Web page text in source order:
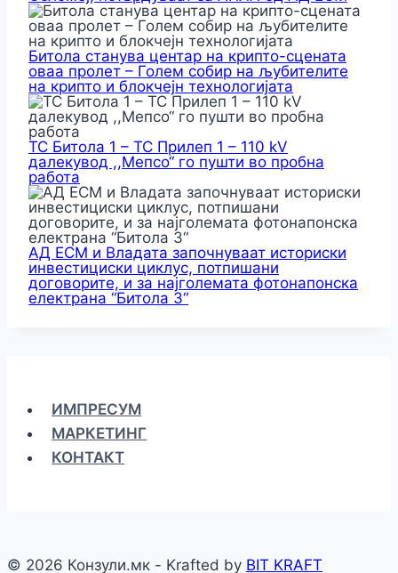
Битола станува центар на крипто-сцената
оваа пролет – Голем собир на љубителите
на крипто и блокчејн технологијата
ТС Битола 1 – ТС Прилеп 1 – 110 kV
далекувод ,,Мепсо“ го пушти во пробна
работа
АД ЕСМ и Владата започнуваат историски
инвестициски циклус, потпишани
договорите, и за најголемата фотонапонска
електрана “Битола 3“
ИМПРЕСУМ
МАРКЕТИНГ
КОНТАКТ
© 2026 Конзули.мк - Krafted by BIT KRAFT